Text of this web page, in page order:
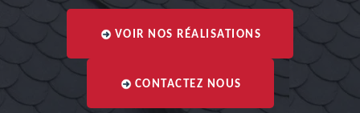
VOIR NOS RÉALISATIONS
CONTACTEZ NOUS